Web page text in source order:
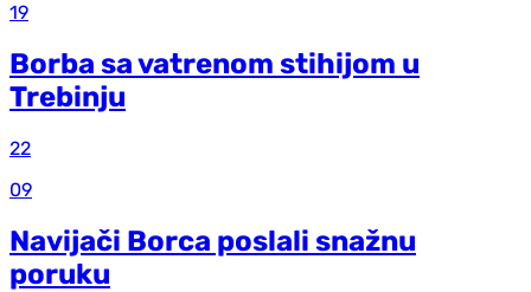
19
Borba sa vatrenom stihijom u
Trebinju
22
09
Navijači Borca poslali snažnu
poruku